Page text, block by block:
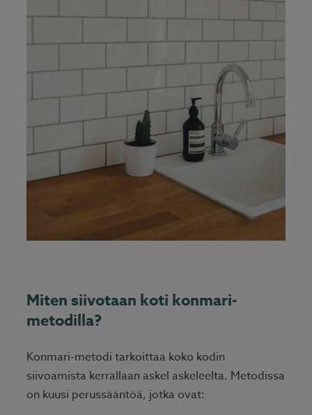
Miten siivotaan koti konmari-
metodilla?
Konmari-metodi tarkoittaa koko kodin
siivoamista kerrallaan askel askeleelta. Metodissa
on kuusi perussääntöä, jotka ovat: